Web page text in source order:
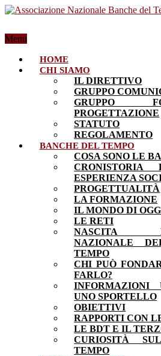
Menu
HOME
CHI SIAMO
IL DIRETTIVO
GRUPPO
GRUPPO
PROGETTAZIONE
STATUTO
REGOLAMENTO
BANCHE DEL TEMPO
COSA SONO LE
ESPERIENZA
PROGETTUALITÀ
LA FORMAZIONE
IL MONDO DI
LE RETI
NASCITA
NAZIONALE
TEMPO
CHI PUÒ
FARLO?
UNO SPORTELLO
OBIETTIVI
RAPPORTI CON
LE BDT E IL
CURIOSITÀ
TEMPO